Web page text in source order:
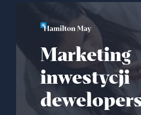
Marketing
inwestycji